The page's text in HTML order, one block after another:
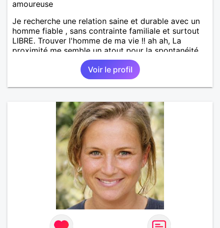
amoureuse
Je recherche une relation saine et durable avec un
homme fiable , sans contrainte familiale et surtout
LIBRE. Trouver l'homme de ma vie !! ah ah, La
proximité me semble un atout pour la spontanéité
de la relation !! A bon entendeur !
Voir le profil